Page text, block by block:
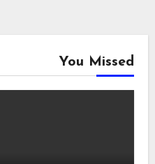
You Missed